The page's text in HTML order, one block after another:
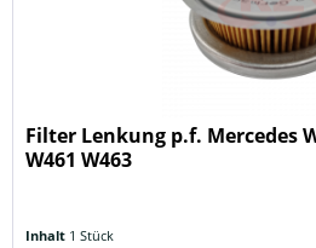
Filter Lenkung p.f. Mercedes
W461 W463
Inhalt 1 Stück